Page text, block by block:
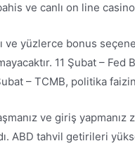
ve canlı on line
ve yüzlerce bonus
11 Şubat –
– TCMB, politika
ve giriş yapmanız
ABD tahvil getirileri